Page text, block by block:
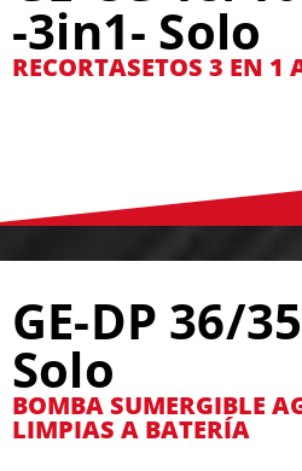
-3in1- Solo
RECORTASETOS 3 EN 1
GE-DP 36/
Solo
BOMBA SUMERGIBLE
LIMPIAS A BATERÍA